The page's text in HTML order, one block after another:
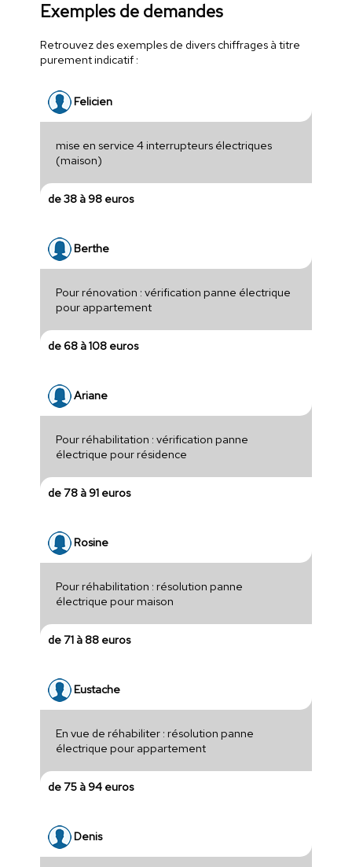
Exemples de demandes
Retrouvez des exemples de divers chiffrages à titre
purement indicatif :
Felicien
mise en service 4 interrupteurs électriques
(maison)
de 38 à 98 euros
Berthe
Pour rénovation : vérification panne électrique
pour appartement
de 68 à 108 euros
Ariane
Pour réhabilitation : vérification panne
électrique pour résidence
de 78 à 91 euros
Rosine
Pour réhabilitation : résolution panne
électrique pour maison
de 71 à 88 euros
Eustache
En vue de réhabiliter : résolution panne
électrique pour appartement
de 75 à 94 euros
Denis